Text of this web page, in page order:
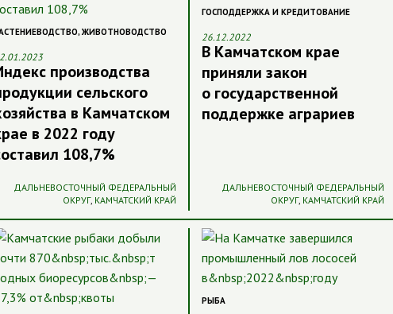
, ЖИВОТНОВОДСТВО
производства
сельского
в Камчатском
в 2022 году
108,7%
ДАЛЬНЕВОСТОЧНЫЙ ФЕДЕРАЛЬНЫЙ
ОКРУГ, КАМЧАТСКИЙ КРАЙ
ГОСПОДДЕРЖКА И КРЕДИТОВАНИЕ
26.12.2022
В Камчатском крае
приняли закон
о государственной
поддержке аграриев
ДАЛЬНЕВОСТОЧНЫЙ ФЕДЕРАЛЬНЫЙ
ОКРУГ, КАМЧАТСКИЙ КРАЙ
РЫБА